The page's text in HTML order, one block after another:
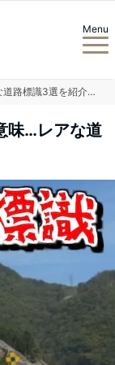
Menu
道路標識3選を紹介…
味…レアな道